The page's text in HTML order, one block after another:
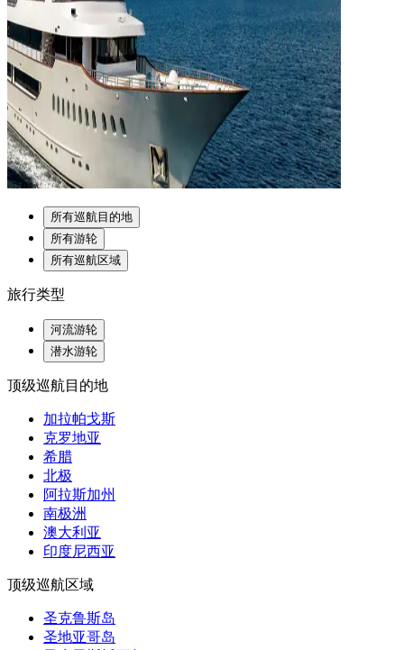
所有巡航目的地
所有游轮
所有巡航区域
旅行类型
河流游轮
潜水游轮
顶级巡航目的地
加拉帕戈斯
克罗地亚
希腊
北极
阿拉斯加州
南极洲
澳大利亚
印度尼西亚
顶级巡航区域
圣克鲁斯岛
圣地亚哥岛